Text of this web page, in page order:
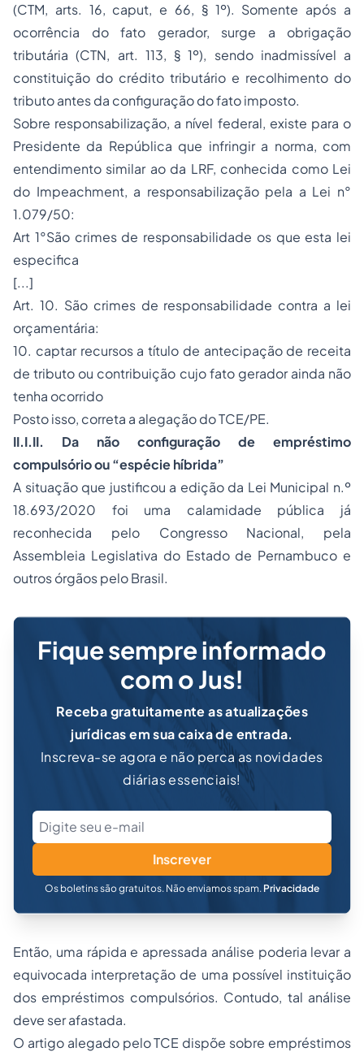
(CTM, arts. 16, caput, e 66, § 1º). Somente após a
ocorrência do fato gerador, surge a obrigação
tributária (CTN, art. 113, § 1º), sendo inadmissível a
constituição do crédito tributário e recolhimento do
tributo antes da configuração do fato imposto.
Sobre responsabilização, a nível federal, existe para o
Presidente da República que infringir a norma, com
entendimento similar ao da LRF, conhecida como Lei
do Impeachment, a responsabilização pela a Lei n°
1.079/50:
Art 1°São crimes de responsabilidade os que esta lei
especifica
[...]
Art. 10. São crimes de responsabilidade contra a lei
orçamentária:
10. captar recursos a título de antecipação de receita
de tributo ou contribuição cujo fato gerador ainda não
tenha ocorrido
Posto isso, correta a alegação do TCE/PE.
II.I.II. Da não configuração de empréstimo
compulsório ou “espécie híbrida”
A situação que justificou a edição da Lei Municipal n.º
18.693/2020 foi uma calamidade pública já
reconhecida pelo Congresso Nacional, pela
Assembleia Legislativa do Estado de Pernambuco e
outros órgãos pelo Brasil.
Fique sempre informado
com o Jus!
Receba gratuitamente as atualizações
jurídicas em sua caixa de entrada.
Inscreva-se agora e não perca as novidades
diárias essenciais!
Inscrever
Os boletins são gratuitos. Não enviamos spam. Privacidade
Então, uma rápida e apressada análise poderia levar a
equivocada interpretação de uma possível instituição
dos empréstimos compulsórios. Contudo, tal análise
deve ser afastada.
O artigo alegado pelo TCE dispõe sobre empréstimos